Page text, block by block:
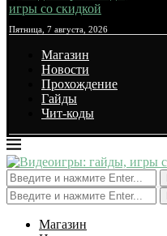
Пятница, 7 августа, 2026
Магазин
Новости
Прохождение
Гайды
Чит-коды
Магазин